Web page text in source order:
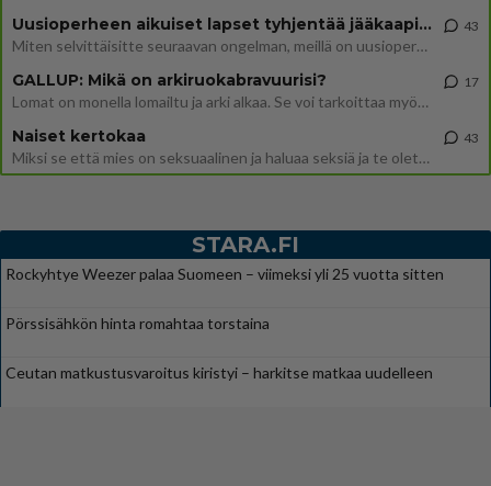
Uusioperheen aikuiset lapset tyhjentää jääkaapin käydessään
Miten selvittäisitte seuraavan ongelman, meillä on uusioperhe, minulla teini-ikäiset lapset ja puolisolla aikuiset, jotk
43
GALLUP: Mikä on arkiruokabravuurisi?
Lomat on monella lomailtu ja arki alkaa. Se voi tarkoittaa myös sitä, että grillailut on grillattu ja palataan arjen ruo
17
Naiset kertokaa
Miksi se että mies on seksuaalinen ja haluaa seksiä ja te olette hänen mielestänne haluttava on vastenmielistä? Mikä sii
43
STARA.FI
Rockyhtye Weezer palaa Suomeen – viimeksi yli 25 vuotta sitten
Pörssisähkön hinta romahtaa torstaina
Ceutan matkustusvaroitus kiristyi – harkitse matkaa uudelleen